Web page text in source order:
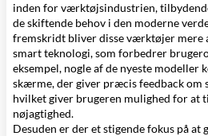
inden for værktøjsindustrien,
de skiftende behov i den moderne
fremskridt bliver disse værktøjer mere
smart teknologi, som forbedrer
eksempel, nogle af de nyeste modeller
skærme, der giver præcis feedback om
hvilket giver brugeren mulighed for at
nøjagtighed.
Desuden er der et stigende fokus på